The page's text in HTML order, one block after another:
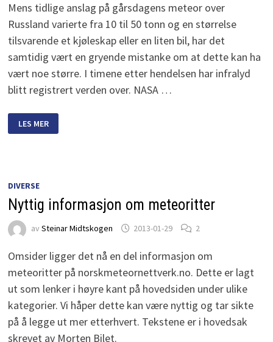
Mens tidlige anslag på gårsdagens meteor over
Russland varierte fra 10 til 50 tonn og en størrelse
tilsvarende et kjøleskap eller en liten bil, har det
samtidig vært en gryende mistanke om at dette kan ha
vært noe større. I timene etter hendelsen har infralyd
blitt registrert verden over. NASA …
TSJELJABINSK-
METEOREN
ANTAKELIG
LES MER
DIVERSE
Nyttig informasjon om meteoritter
av Steinar Midtskogen 2013-01-29 2
Omsider ligger det nå en del informasjon om
meteoritter på norskmeteornettverk.no. Dette er lagt
ut som lenker i høyre kant på hovedsiden under ulike
kategorier. Vi håper dette kan være nyttig og tar sikte
på å legge ut mer etterhvert. Tekstene er i hovedsak
skrevet av Morten Bilet.